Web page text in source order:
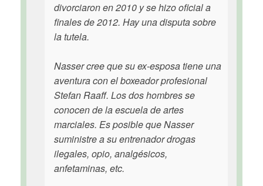
divorciaron en 2010 y se hizo oficial a
finales de 2012. Hay una disputa sobre
la tutela.
Nasser cree que su ex-esposa tiene una
aventura con el boxeador profesional
Stefan Raaff. Los dos hombres se
conocen de la escuela de artes
marciales. Es posible que Nasser
suministre a su entrenador drogas
ilegales, opio, analgésicos,
anfetaminas, etc.